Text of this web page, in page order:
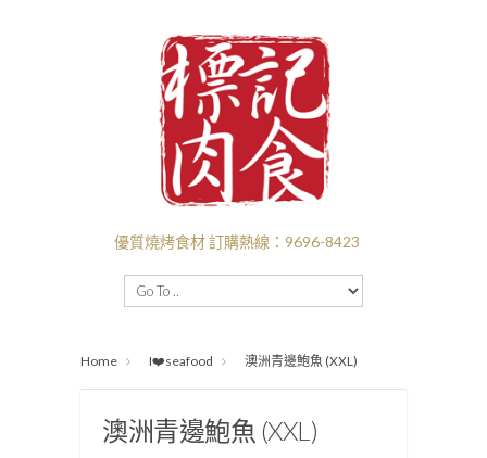
優質燒烤食材 訂購熱線：9696-8423
主頁
關於標記
批發
Home I❤️seafood 澳洲青邊鮑魚 (XXL)
澳洲青邊鮑魚 (XXL)